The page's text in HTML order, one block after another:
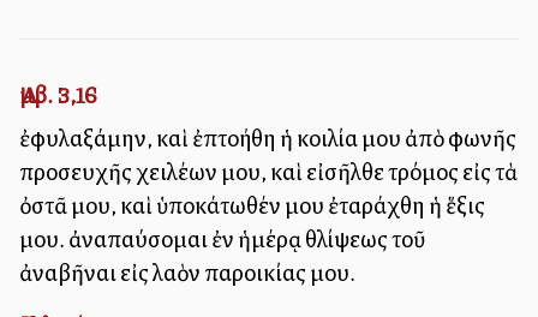
Ἀμβ. 3,16
ἐφυλαξάμην, καὶ ἐπτοήθη ἡ κοιλία μου ἀπὸ φωνῆς
προσευχῆς χειλέων μου, καὶ εἰσῆλθε τρόμος εἰς τὰ
ὀστᾶ μου, καὶ ὑποκάτωθέν μου ἐταράχθη ἡ ἕξις
μου. ἀναπαύσομαι ἐν ἡμέρᾳ θλίψεως τοῦ
ἀναβῆναι εἰς λαὸν παροικίας μου.